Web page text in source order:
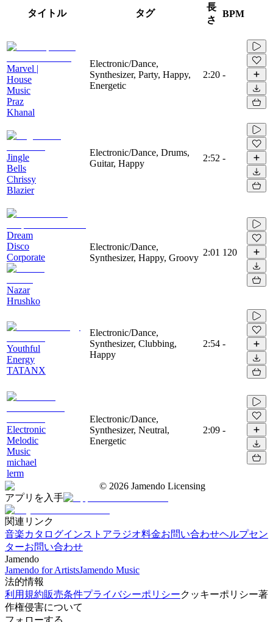
タイトル タグ
長
さ
BPM
Marvel |
House
Music
Praz
Khanal
Electronic/Dance,
Synthesizer, Party, Happy,
Energetic
2:20 -
Jingle
Bells
Chrissy
Blazier
Electronic/Dance, Drums,
Guitar, Happy
2:52 -
Dream
Disco
Corporate
Nazar
Hrushko
Electronic/Dance,
Synthesizer, Happy, Groovy
2:01 120
Youthful
Energy
TATANX
Electronic/Dance,
Synthesizer, Clubbing,
Happy
2:54 -
Electronic
Melodic
Music
michael
lerm
Electronic/Dance,
Synthesizer, Neutral,
Energetic
2:09 -
© 2026 Jamendo Licensing
アプリを入手
関連リンク
音楽カタログインストアラジオ料金お問い合わせヘルプセン
ターお問い合わせ
Jamendo
Jamendo for ArtistsJamendo Music
法的情報
利用規約販売条件プライバシーポリシークッキーポリシー著
作権侵害について
フォローする